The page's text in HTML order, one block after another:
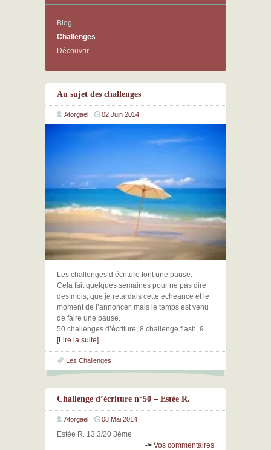
Blog
Challenges
Découvrir
Au sujet des challenges
Atorgael 02 Juin 2014
Les challenges d’écriture font une pause.
Cela fait quelques semaines pour ne pas dire
des mois, que je retardais cette échéance et le
moment de l’annoncer, mais le temps est venu
de faire une pause.
50 challenges d’écriture, 8 challenge flash, 9 ...
[Lire la suite]
Les Challenges
Challenge d’écriture n°50 – Estée R.
Atorgael 08 Mai 2014
Estée R. 13.3/20 3ème
-> Vos commentaires